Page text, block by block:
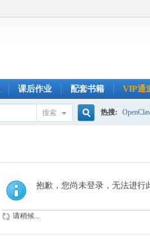
课后作业 配套书籍 VIP通
搜索
索
热搜:
抱歉，您尚未登录，无法进行
请稍候...